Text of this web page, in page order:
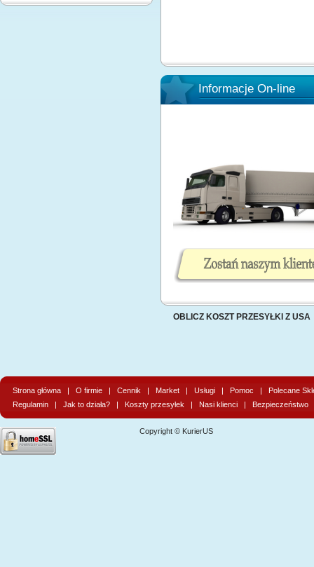
Informacje On-line
OBLICZ KOSZT PRZESYŁKI Z USA
Strona główna | O firmie | Cennik | Market | Usługi | Pomoc | Polecane
Regulamin | Jak to działa? | Koszty przesyłek | Nasi klienci | Bezpieczeństwo
Copyright © KurierUS